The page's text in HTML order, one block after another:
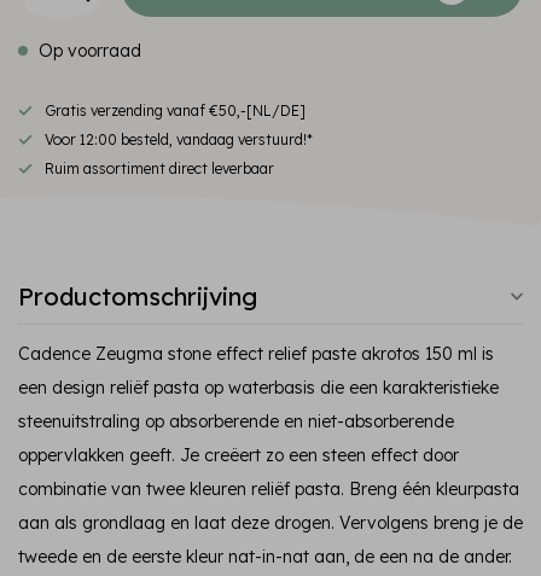
Op voorraad
Gratis verzending vanaf €50,-[NL/DE]
Voor 12:00 besteld, vandaag verstuurd!*
Ruim assortiment direct leverbaar
Productomschrijving
Cadence Zeugma stone effect relief paste akrotos 150 ml is
een design reliëf pasta op waterbasis die een karakteristieke
steenuitstraling op absorberende en niet-absorberende
oppervlakken geeft. Je creëert zo een steen effect door
combinatie van twee kleuren reliëf pasta. Breng één kleurpasta
aan als grondlaag en laat deze drogen. Vervolgens breng je de
tweede en de eerste kleur nat-in-nat aan, de een na de ander.